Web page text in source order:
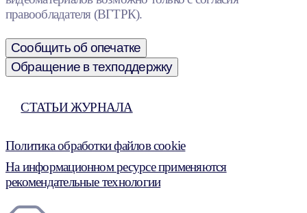
правообладателя (ВГТРК).
Сообщить об опечатке
Обращение в техподдержку
СТАТЬИ ЖУРНАЛА
Политика обработки файлов cookie
На информационном ресурсе применяются
рекомендательные технологии